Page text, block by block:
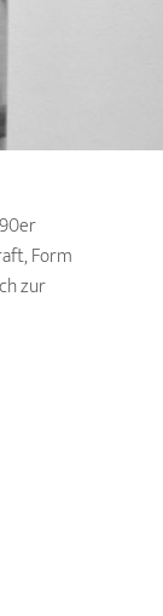
Form
zur